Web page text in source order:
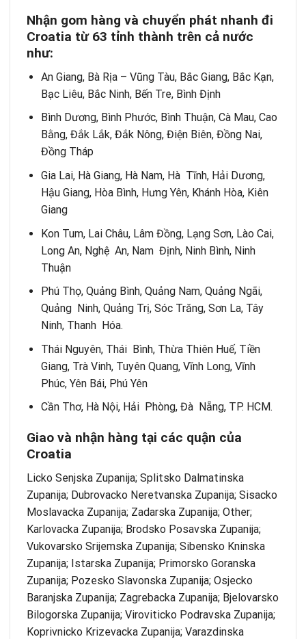
Nhận gom hàng và chuyển phát nhanh đi
Croatia từ 63 tỉnh thành trên cả nước
như:
An Giang, Bà Rịa – Vũng Tàu, Bắc Giang, Bắc Kạn,
Bạc Liêu, Bắc Ninh, Bến Tre, Bình Định
Bình Dương, Bình Phước, Bình Thuận, Cà Mau, Cao
Bằng, Đắk Lắk, Đắk Nông, Điện Biên, Đồng Nai,
Đồng Tháp
Gia Lai, Hà Giang, Hà Nam, Hà Tĩnh, Hải Dương,
Hậu Giang, Hòa Bình, Hưng Yên, Khánh Hòa, Kiên
Giang
Kon Tum, Lai Châu, Lâm Đồng, Lạng Sơn, Lào Cai,
Long An, Nghệ An, Nam Định, Ninh Bình, Ninh
Thuận
Phú Thọ, Quảng Bình, Quảng Nam, Quảng Ngãi,
Quảng Ninh, Quảng Trị, Sóc Trăng, Sơn La, Tây
Ninh, Thanh Hóa.
Thái Nguyên, Thái Bình, Thừa Thiên Huế, Tiền
Giang, Trà Vinh, Tuyên Quang, Vĩnh Long, Vĩnh
Phúc, Yên Bái, Phú Yên
Cần Thơ, Hà Nội, Hải Phòng, Đà Nẵng, TP. HCM.
Giao và nhận hàng tại các quận của
Croatia
Licko Senjska Zupanija; Splitsko Dalmatinska
Zupanija; Dubrovacko Neretvanska Zupanija; Sisacko
Moslavacka Zupanija; Zadarska Zupanija; Other;
Karlovacka Zupanija; Brodsko Posavska Zupanija;
Vukovarsko Srijemska Zupanija; Sibensko Kninska
Zupanija; Istarska Zupanija; Primorsko Goranska
Zupanija; Pozesko Slavonska Zupanija; Osjecko
Baranjska Zupanija; Zagrebacka Zupanija; Bjelovarsko
Bilogorska Zupanija; Viroviticko Podravska Zupanija;
Koprivnicko Krizevacka Zupanija; Varazdinska